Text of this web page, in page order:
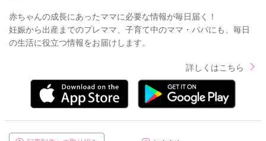
赤ちゃんの成長にあったママに必要な情報が毎日届く！
妊娠から出産までのプレママ、子育て中のママ・パパにも、毎日
の生活に役立つ情報をお届けします。
詳しくはこちら